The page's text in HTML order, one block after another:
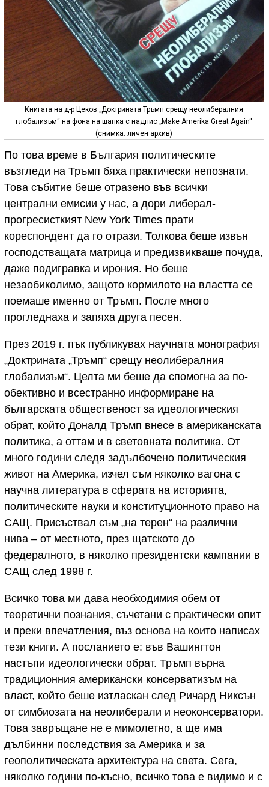
Книгата на д-р Цеков „Доктрината Тръмп срещу неолибералния
глобализъм“ на фона на шапка с надпис „Make Amerika Great Again“
(снимка: личен архив)
По това време в България политическите
възгледи на Тръмп бяха практически непознати.
Това събитие беше отразено във всички
централни емисии у нас, а дори либерал-
прогресисткият New York Times прати
кореспондент да го отрази. Толкова беше извън
господстващата матрица и предизвикваше почуда,
даже подигравка и ирония. Но беше
незаобиколимо, защото кормилото на властта се
поемаше именно от Тръмп. После много
прогледнаха и запяха друга песен.
През 2019 г. пък публикувах научната монография
„Доктрината „Тръмп“ срещу неолибералния
глобализъм“. Целта ми беше да спомогна за по-
обективно и всестранно информиране на
българската общественост за идеологическия
обрат, който Доналд Тръмп внесе в американската
политика, а оттам и в световната политика. От
много години следя задълбочено политическия
живот на Америка, изчел съм няколко вагона с
научна литература в сферата на историята,
политическите науки и конституционното право на
САЩ. Присъствал съм „на терен“ на различни
нива – от местното, през щатското до
федералното, в няколко президентски кампании в
САЩ след 1998 г.
Всичко това ми дава необходимия обем от
теоретични познания, съчетани с практически опит
и преки впечатления, въз основа на които написах
тези книги. А посланието е: във Вашингтон
настъпи идеологически обрат. Тръмп върна
традиционния американски консерватизъм на
власт, който беше изтласкан след Ричард Никсън
от симбиозата на неолиберали и неоконсерватори.
Това завръщане не е мимолетно, а ще има
дълбинни последствия за Америка и за
геополитическата архитектура на света. Сега,
няколко години по-късно, всичко това е видимо и с